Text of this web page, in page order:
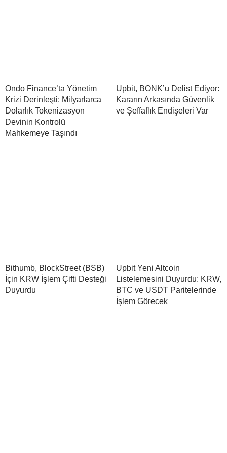
Ondo Finance’ta Yönetim
Krizi Derinleşti: Milyarlarca
Dolarlık Tokenizasyon
Devinin Kontrolü
Mahkemeye Taşındı
Upbit, BONK’u Delist Ediyor:
Kararın Arkasında Güvenlik
ve Şeffaflık Endişeleri Var
Bithumb, BlockStreet (BSB)
İçin KRW İşlem Çifti Desteği
Duyurdu
Upbit Yeni Altcoin
Listelemesini Duyurdu: KRW,
BTC ve USDT Paritelerinde
İşlem Görecek